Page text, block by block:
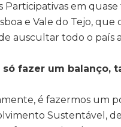
Participativas em
e Vale do Tejo,
auscultar todo o país
só fazer um
é fazermos um
Sustentável,